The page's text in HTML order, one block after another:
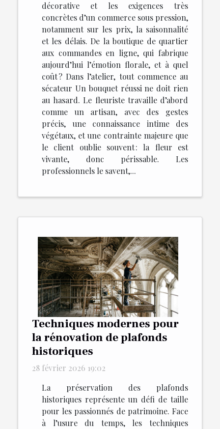
décorative et les exigences très
concrètes d’un commerce sous pression,
notamment sur les prix, la saisonnalité
et les délais. De la boutique de quartier
aux commandes en ligne, qui fabrique
aujourd’hui l’émotion florale, et à quel
coût ? Dans l’atelier, tout commence au
sécateur Un bouquet réussi ne doit rien
au hasard. Le fleuriste travaille d’abord
comme un artisan, avec des gestes
précis, une connaissance intime des
végétaux, et une contrainte majeure que
le client oublie souvent : la fleur est
vivante, donc périssable. Les
professionnels le savent,...
Techniques modernes pour
la rénovation de plafonds
historiques
28 février 2026 19:02
La préservation des plafonds
historiques représente un défi de taille
pour les passionnés de patrimoine. Face
à l’usure du temps, les techniques